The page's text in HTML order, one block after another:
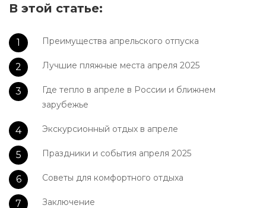
В этой статье:
Преимущества апрельского отпуска
Лучшие пляжные места апреля 2025
Где тепло в апреле в России и ближнем
зарубежье
Экскурсионный отдых в апреле
Праздники и события апреля 2025
Советы для комфортного отдыха
Заключение